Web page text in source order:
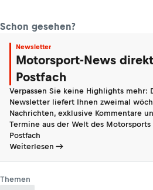
Schon gesehen?
Newsletter
Motorsport-News
Postfach
Verpassen Sie keine Highlights mehr:
Newsletter liefert Ihnen zweimal
Nachrichten, exklusive Kommentare
Termine aus der Welt des
Postfach
Weiterlesen
Themen